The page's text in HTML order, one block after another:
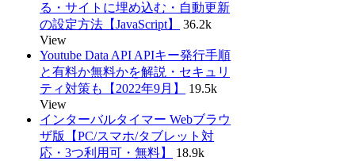
る・サイトに埋め込む・自動更新
の設定方法【JavaScript】
36.2k
View
Youtube Data API APIキー発行手順
と有料か無料かを解説・セキュリ
ティ対策も【2022年9月】
19.5k
View
インターバルタイマー Webブラウ
ザ版【PC/スマホ/タブレット対
応・3つ利用可・無料】
18.9k